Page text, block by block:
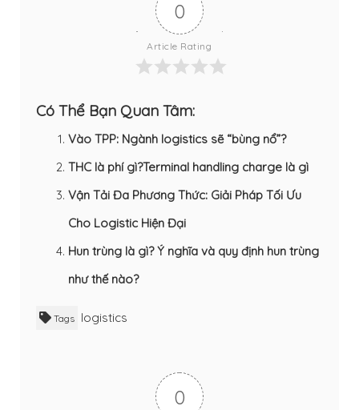
0
Article Rating
Có Thể Bạn Quan Tâm:
Vào TPP: Ngành logistics sẽ “bùng nổ”?
THC là phí gì?Terminal handling charge là gì
Vận Tải Đa Phương Thức: Giải Pháp Tối Ưu
Cho Logistic Hiện Đại
Hun trùng là gì? Ý nghĩa và quy định hun trùng
như thế nào?
Tags logistics
0